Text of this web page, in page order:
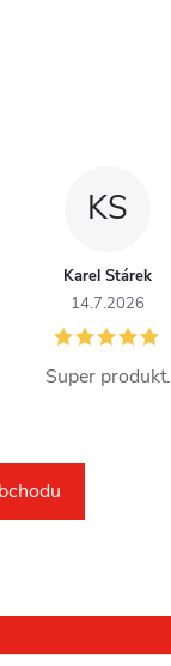
KS
Karel Stárek
14.7.2026
Super produkt.